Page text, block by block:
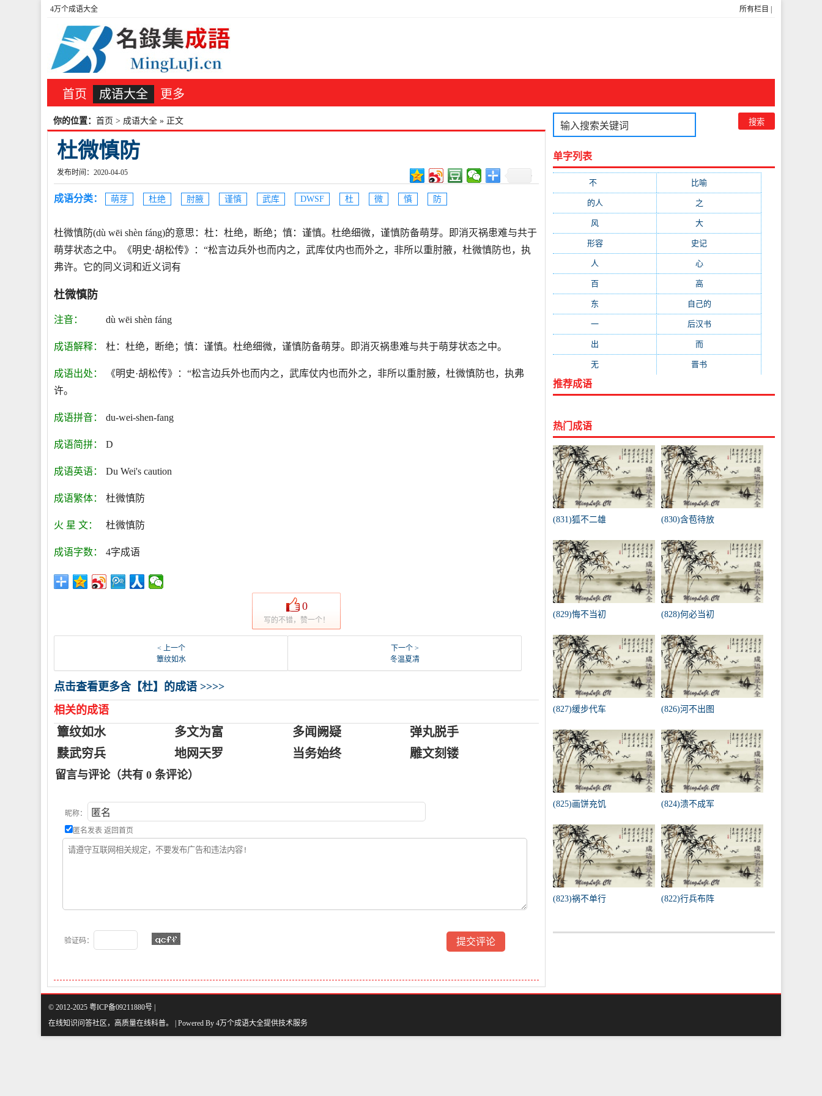
所有栏目
4万个成语大全
首页 成语大全 更多
你的位置： 首页 > 成语大全 » 正文
杜微慎防
发布时间：2020-04-05
成语分类： 萌芽 杜绝 肘腋 谨慎 武库 DWSF 杜 微 慎 防
杜微慎防(dù wēi shèn fáng)的意思：杜：杜绝，断绝；慎：谨慎。杜绝细微，谨慎防备萌芽。即消灭祸患难与共于
萌芽状态之中。《明史·胡松传》：“松言边兵外也而内之，武库仗内也而外之，非所以重肘腋，杜微慎防也，执
弗许。它的同义词和近义词有
杜微慎防
注音： dù wēi shèn fáng
成语解释： 杜：杜绝，断绝；慎：谨慎。杜绝细微，谨慎防备萌芽。即消灭祸患难与共于萌芽状态之中。
成语出处：
《明史·胡松传》：“松言边兵外也而内之，武库仗内也而外之，非所以重肘腋，杜微慎防也，执弗
许。
成语拼音： du-wei-shen-fang
成语简拼： D
成语英语： Du Wei's caution
成语繁体： 杜微慎防
火 星 文： 杜微慎防
成语字数： 4字成语
0
写的不错，赞一个！
< 上一个
簟纹如水
下一个 >
冬温夏凊
点击查看更多含【杜】的成语 >>>>
相关的成语
簟纹如水 多文为富 多闻阙疑
弹丸脱手
黩武穷兵
地网天罗 当务始终 雕文刻镂
留言与评论（共有 0 条评论）
昵称：
匿名发表 返回首页
验证码：
单字列表
不(1048) 比喻
的人 之
风 大(292)
形容(281) 史记
人 心(200)
百 高(190)
东 自己的
一 后汉书(177)
出 而(164)
无 晋书
推荐成语
热门成语
(831)狐不二雄 (830)含苞待放
(829)悔不当初 (828)何必当初
(827)缓步代车 (826)河不出图
(825)画饼充饥 (824)溃不成军
(823)祸不单行 (822)行兵布阵
© 2012-2025 粤ICP备09211880号 |
在线知识问答社区，高质量在线科普。 | Powered By 4万个成语大全提供技术服务